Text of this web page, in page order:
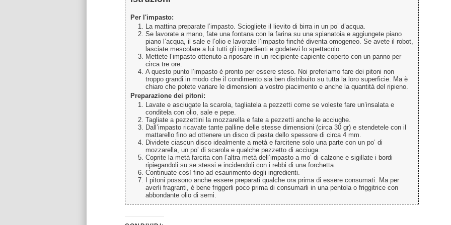
Per l'impasto:
La mattina preparate l’impasto. Sciogliete il lievito di birra in un po’ d’acqua.
Se lavorate a mano, fate una fontana con la farina su una spianatoia e aggiungete piano
piano l’acqua, il sale e l’olio e lavorate l’impasto finché diventa omogeneo. Se avete il robot,
lasciate mescolare a lui tutti gli ingredienti e godetevi lo spettacolo.
Mettete l’impasto ottenuto a riposare in un recipiente capiente coperto con un panno per
circa tre ore.
A questo punto l’impasto è pronto per essere steso. Noi preferiamo fare dei pitoni non
troppo grandi in modo che il condimento sia ben distribuito su tutta la loro superficie. Ma è
chiaro che potete variare le dimensioni a vostro piacimento e anche la quantità del ripieno.
Preparazione dei pitoni:
Lavate e asciugate la scarola, tagliatela a pezzetti come se voleste fare un’insalata e
conditela con olio, sale e pepe.
Tagliate a pezzettini la mozzarella e fate a pezzetti anche le acciughe.
Dall’impasto ricavate tante palline delle stesse dimensioni (circa 30 gr) e stendetele con il
mattarello fino ad ottenere un disco di pasta dello spessore di circa 4 mm.
Dividete ciascun disco idealmente a metà e farcitene solo una parte con un po’ di
mozzarella, un po’ di scarola e qualche pezzetto di acciuga.
Coprite la metà farcita con l’altra metà dell’impasto a mo’ di calzone e sigillate i bordi
ripiegandoli su se stessi e incidendoli con i rebbi di una forchetta.
Continuate così fino ad esaurimento degli ingredienti.
I pitoni possono anche essere preparati qualche ora prima di essere consumati. Ma per
averli fragranti, è bene friggerli poco prima di consumarli in una pentola o friggitrice con
abbondante olio di semi.